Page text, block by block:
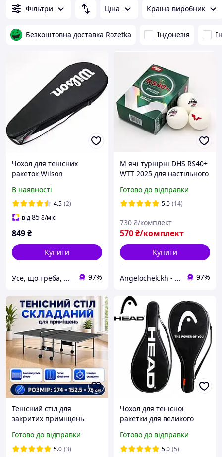
Фільтри Ціна Країна виробник
Безкоштовна доставка Rozetka Індонезія
Чохол для тенісних
ракеток Wilson
В наявності
4.5 (2)
від85₴/міс
849₴
Купити
Усе, що треба, в одному місці! 🔥 97%
М ячі турнірні DHS RS40+
WTT 2025 для настільного
Готово до відправки
5.0 (14)
570₴/комплект
730 ₴/комплект
Купити
Angelochek.kh - інтернет-магазин дитячих товарів та настільних ігор 97%
Тенісний стіл для
закритих приміщень
ігровий GSI-sport Athletic
Light графіт
Готово до відправки
5.0 (3)
Чохол для тенісної
ракетки для великого
ременем HEAD Tennis
Racquet Cover Bag
Готово до відправки
5.0 (5)